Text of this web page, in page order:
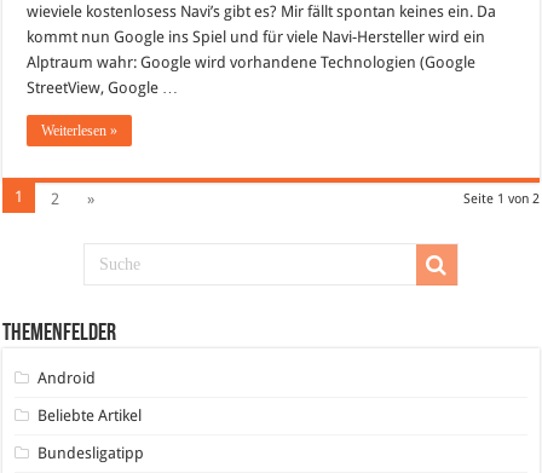
wieviele kostenlosess Navi’s gibt es? Mir fällt spontan keines ein. Da
kommt nun Google ins Spiel und für viele Navi-Hersteller wird ein
Alptraum wahr: Google wird vorhandene Technologien (Google
StreetView, Google …
Weiterlesen »
Seite 1 von 2
1 2 »
Themenfelder
Android
Beliebte Artikel
Bundesligatipp